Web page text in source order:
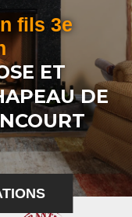
fils 3e
ET
DE